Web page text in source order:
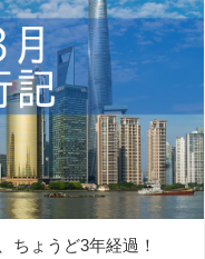
ちょうど3年経過！